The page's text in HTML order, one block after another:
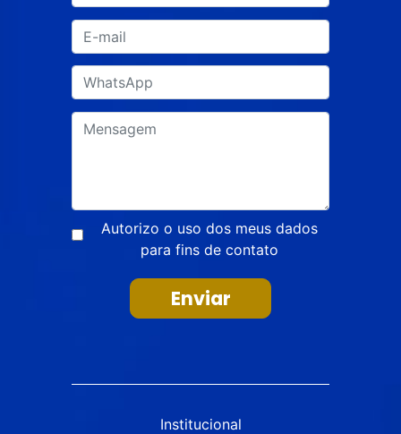
Autorizo o uso dos meus dados
para fins de contato
Enviar
Institucional